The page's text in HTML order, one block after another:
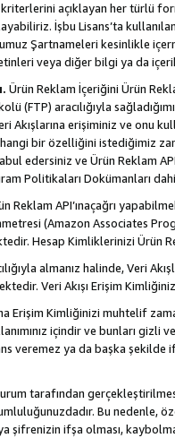
açıklayan her türlü
İşbu Lisans’ta
Şartnameleri kesinlikle
veya diğer bilgi ya da
Ürün Reklam İçeriğini Ürün
aracılığıyla
Akışlarına erişiminiz ve onu
bir özelliğini
edersiniz ve Ürün Reklam
Politikaları Dokümanları
Reklam API’ınaçağrı
(Amazon Associates
Hesap Kimliklerinizi Ürün
almanız halinde, Veri
Veri Akışı Erişim
Erişim Kimliğinizi muhtelif
içindir ve bunları
veremez ya da başka şekilde
tarafından
Bu nedenle,
şifrenizin ifşa olması,